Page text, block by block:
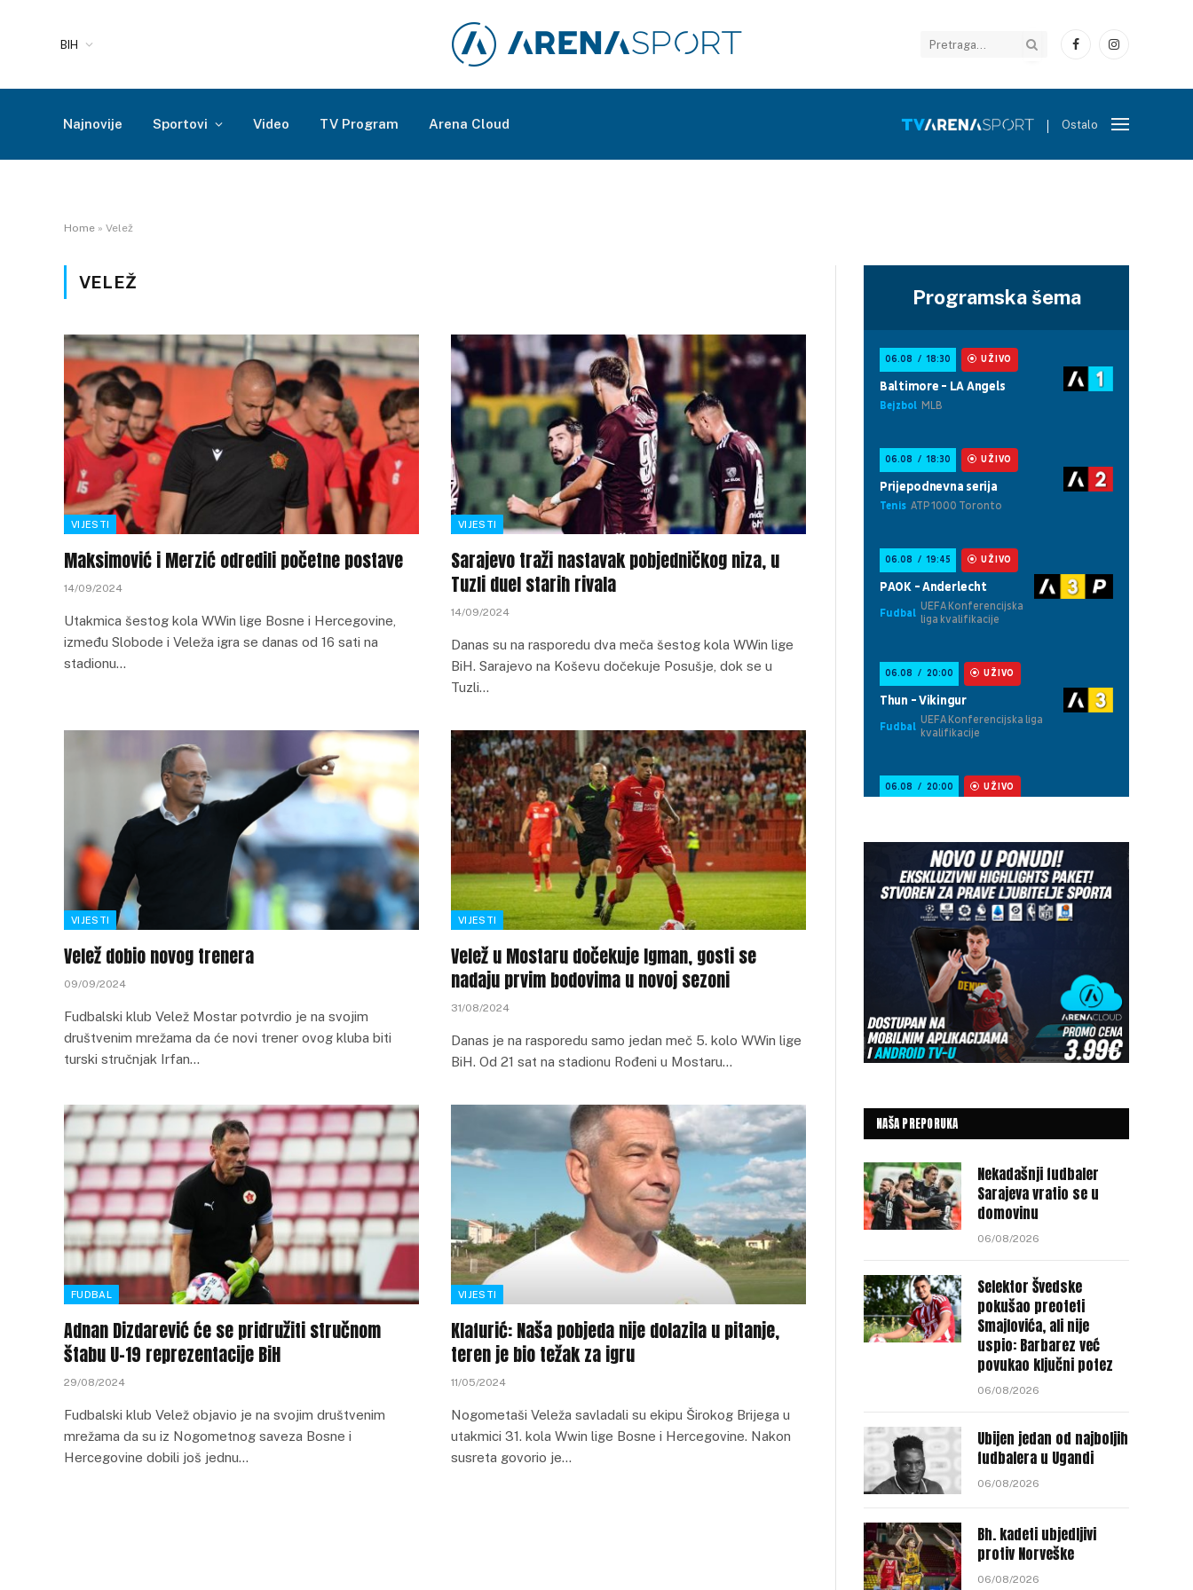
BIH
FacebookInstagram
Najnovije Sportovi Video TV Program Arena Cloud Ostalo
Home » Velež
VELEŽ
VIJESTI
Maksimović i Merzić odredili početne postave
14/09/2024
Utakmica šestog kola WWin lige Bosne i Hercegovine,
između Slobode i Veleža igra se danas od 16 sati na
stadionu…
VIJESTI
Sarajevo traži nastavak pobjedničkog niza, u
Tuzli duel starih rivala
14/09/2024
Danas su na rasporedu dva meča šestog kola WWin lige
BiH. Sarajevo na Koševu dočekuje Posušje, dok se u
Tuzli…
VIJESTI
Velež dobio novog trenera
09/09/2024
Fudbalski klub Velež Mostar potvrdio je na svojim
društvenim mrežama da će novi trener ovog kluba biti
turski stručnjak Irfan…
VIJESTI
Velež u Mostaru dočekuje Igman, gosti se
nadaju prvim bodovima u novoj sezoni
31/08/2024
Danas je na rasporedu samo jedan meč 5. kolo WWin lige
BiH. Od 21 sat na stadionu Rođeni u Mostaru…
FUDBAL
Adnan Dizdarević će se pridružiti stručnom
štabu U-19 reprezentacije BiH
29/08/2024
Fudbalski klub Velež objavio je na svojim društvenim
mrežama da su iz Nogometnog saveza Bosne i
Hercegovine dobili još jednu…
VIJESTI
Klafurić: Naša pobjeda nije dolazila u pitanje,
teren je bio težak za igru
11/05/2024
Nogometaši Veleža savladali su ekipu Širokog Brijega u
utakmici 31. kola Wwin lige Bosne i Hercegovine. Nakon
susreta govorio je…
Programska šema
NAŠA PREPORUKA
Nekadašnji fudbaler
Sarajeva vratio se u
domovinu
06/08/2026
Selektor Švedske
pokušao preoteti
Smajlovića, ali nije
uspio: Barbarez već
povukao ključni potez
06/08/2026
Ubijen jedan od najboljih
fudbalera u Ugandi
06/08/2026
Bh. kadeti ubjedljivi
protiv Norveške
06/08/2026